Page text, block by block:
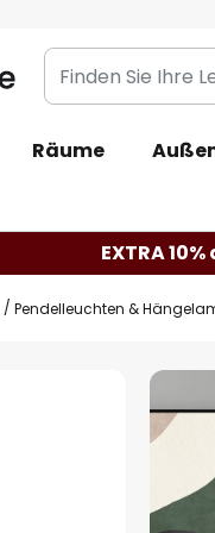
Finden
Sie
Leuchte...
Räume
EXTRA
Pendelleuchten &